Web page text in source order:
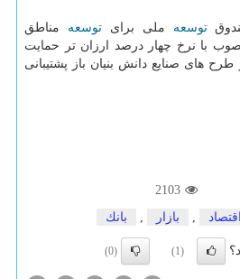
توسعه ملی برایتوسعه مناطق
با نرخ چهار درصد ارزان تر حمایت
های صنایع دانش بنیان باز پشتیبانی
2103
اقتصاد , بازار , بانك
(1)
(0)